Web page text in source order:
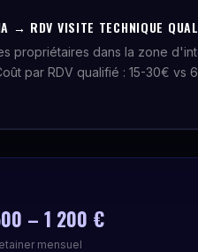
→ RDV VISITE TECHNIQUE
propriétaires dans la zone
par RDV qualifié : 15-30€ vs
– 1 200 €
mensuel